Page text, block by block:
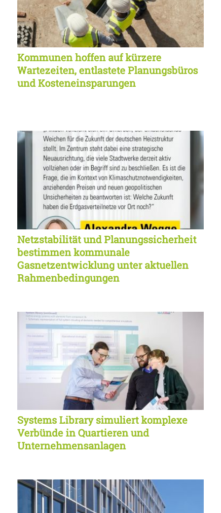
Kommunen hoffen auf kürzere
Wartezeiten, entlastete Planungsbüros
und Kosteneinsparungen
Netzstabilität und Planungssicherheit
bestimmen kommunale
Gasnetzentwicklung unter aktuellen
Rahmenbedingungen
Systems Library simuliert komplexe
Verbünde in Quartieren und
Unternehmensanlagen